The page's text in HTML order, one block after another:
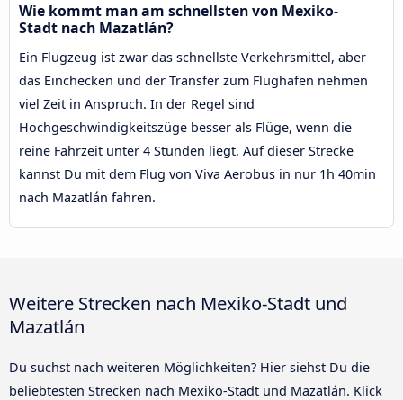
Wie kommt man am schnellsten von Mexiko-
Stadt nach Mazatlán?
Ein Flugzeug ist zwar das schnellste Verkehrsmittel, aber
das Einchecken und der Transfer zum Flughafen nehmen
viel Zeit in Anspruch. In der Regel sind
Hochgeschwindigkeitszüge besser als Flüge, wenn die
reine Fahrzeit unter 4 Stunden liegt. Auf dieser Strecke
kannst Du mit dem Flug von Viva Aerobus in nur 1h 40min
nach Mazatlán fahren.
Weitere Strecken nach Mexiko-Stadt und
Mazatlán
Du suchst nach weiteren Möglichkeiten? Hier siehst Du die
beliebtesten Strecken nach Mexiko-Stadt und Mazatlán. Klick